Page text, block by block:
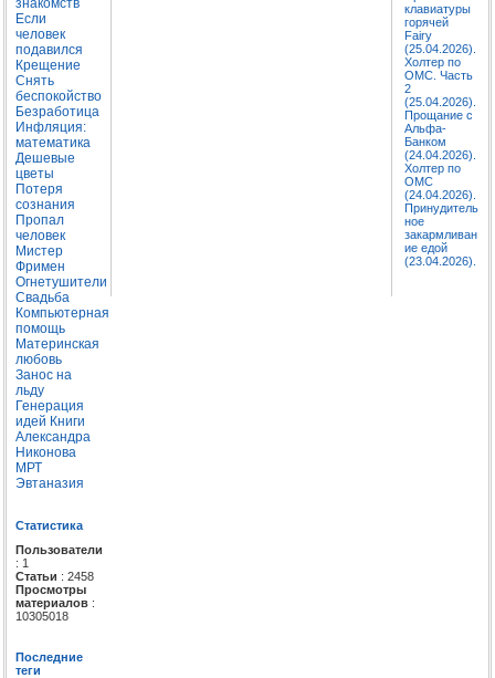
знакомств
Если
человек
подавился
Крещение
Снять
беспокойство
Безработица
Инфляция:
математика
Дешевые
цветы
Потеря
сознания
Пропал
человек
Мистер
Фримен
Огнетушители
Свадьба
Компьютерная
помощь
Материнская
любовь
Занос на
льду
Генерация
идей Книги
Александра
Никонова
МРТ
Эвтаназия
Статистика
Пользователи
: 1
Статьи : 2458
Просмотры
материалов :
10305018
Последние
теги
клавиатуры
горячей
Fairy
(25.04.2026).
Холтер по
ОМС. Часть
2
(25.04.2026).
Прощание с
Альфа-
Банком
(24.04.2026).
Холтер по
ОМС
(24.04.2026).
Принудитель
ное
закармливан
ие едой
(23.04.2026).